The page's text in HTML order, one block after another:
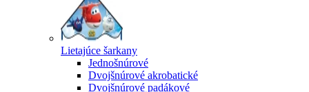
Lietajúce šarkany
Jednošnúrové
Dvojšnúrové akrobatické
Dvojšnúrové padákové